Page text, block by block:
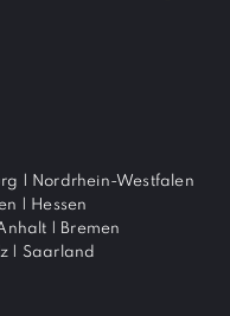
| Nordrhein-Westfalen
| Hessen
| Bremen
| Saarland